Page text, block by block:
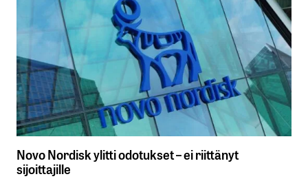
Novo Nordisk ylitti odotukset – ei riittänyt
sijoittajille